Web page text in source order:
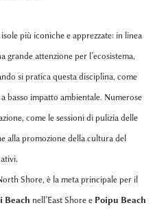
più iconiche e apprezzate: in linea
grande attenzione per l’ecosistema,
si pratica questa disciplina, come
basso impatto ambientale. Numerose
come le sessioni di pulizia delle
alla promozione della cultura del
Shore, è la meta principale per il
Beach nell’East Shore e Poipu Beach